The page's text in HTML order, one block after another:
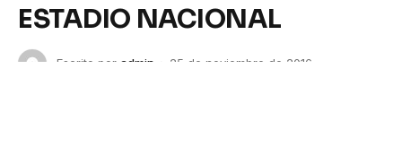
ESTADIO NACIONAL
Escrito por admin
25 de noviembre de 2016